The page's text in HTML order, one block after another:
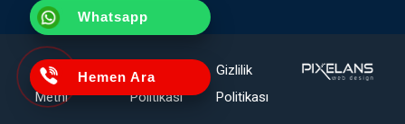
Whatsapp
Hemen Ara
Aydınlatma
Metni
Çerez
Politikası
Gizlilik
Politikası